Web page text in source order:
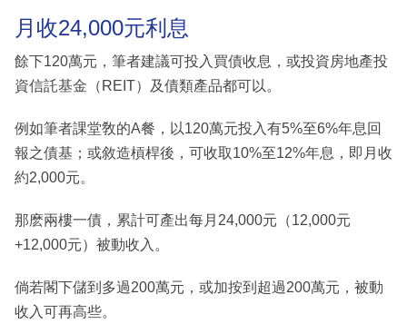
月收24,000元利息
餘下120萬元，筆者建議可投入買債收息，或投資房地產投
資信託基金（REIT）及債類產品都可以。
例如筆者課堂敎的A餐，以120萬元投入有5%至6%年息回
報之債基；或敘造槓桿後，可收取10%至12%年息，即月收
約2,000元。
那麽兩樓一債，累計可產出每月24,000元（12,000元
+12,000元）被動收入。
倘若閣下儲到多過200萬元，或加按到超過200萬元，被動
收入可再高些。